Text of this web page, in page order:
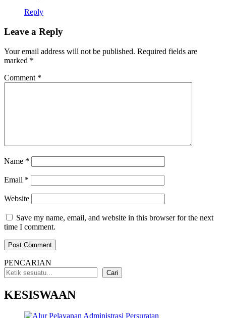
Reply
Leave a Reply
Your email address will not be published. Required fields are
marked *
Comment *
Name *
Email *
Website
Save my name, email, and website in this browser for the next
time I comment.
PENCARIAN
Cari
KESISWAAN